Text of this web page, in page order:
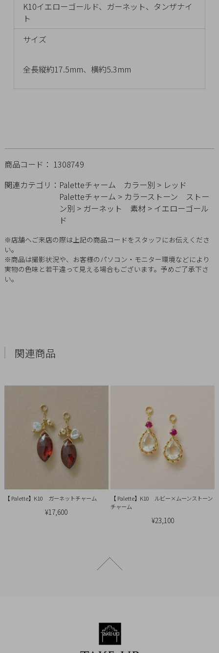
K10イエローゴールド、ガーネット、タンザナイ
ト
サイズ
全長縦約17.5mm、横約5.3mm
商品コード： 1308749
関連カテゴリ： Paletteチャーム カラー別 > レッド
Paletteチャーム > カラーストーン
ストー
ン別 > ガーネット 素材 > イエローゴール
ド
※店舗へご来店の際は上記の商品コードをスタッフにお伝えくださ
い。
※商品は撮影状況や、お客様のパソコン・モニター環境などにより
実物の色味と若干違って見える場合もございます。予めご了承下さ
い。
関連商品
【 Palette】K10 ガーネットチャーム
¥17,600
【 Palette】K10 ルビー×ムーンストーン
チャーム
¥23,100
ページトップへ戻る
ッ
ク
商
利
用
イ
LIST
イ